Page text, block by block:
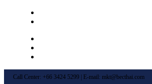
Call Center: +66 3424 5299 | E-mail: mkt@becthai.com